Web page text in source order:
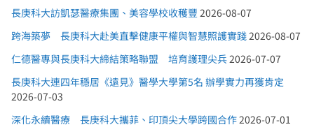
長庚科大訪凱瑟醫療集團、美容學校收穫豐 2026-08-07
跨海築夢 長庚科大赴美直擊健康平權與智慧照護實踐 2026-08-07
仁德醫專與長庚科大締結策略聯盟 培育護理尖兵 2026-07-07
長庚科大連四年穩居《遠見》醫學大學第5名 辦學實力再獲肯定
2026-07-03
深化永續醫療 長庚科大攜菲、印頂尖大學跨國合作 2026-07-01